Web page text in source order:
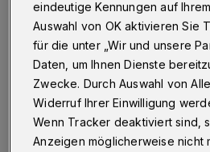
Wuppertal·In der Woche nach
sich in Wuppertal die Müllabfuhr
hinten.
03.06.2025 , 08:00 Uhr Eine
eindeutige Kennungen auf
Auswahl von OK aktivieren Sie
für die unter „Wir und unsere
Daten, um Ihnen Dienste
Zwecke. Durch Auswahl von
Widerruf Ihrer Einwilligung
Wenn Tracker deaktiviert sind,
Anzeigen möglicherweise nicht